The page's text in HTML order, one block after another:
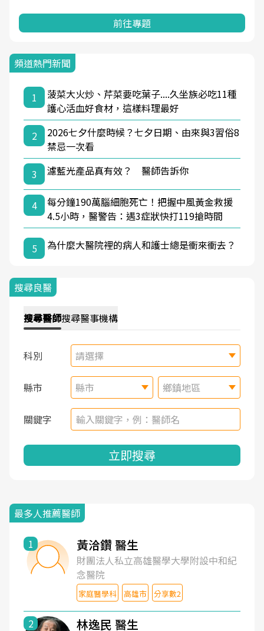
前往專題
頻道熱門新聞
1
菠菜大火炒、芹菜要吃葉子....久坐族必吃11種
護心活血好食材，這樣料理最好
2
2026七夕什麼時候？七夕日期、由來與3習俗8
禁忌一次看
3
濾藍光產品真有效？ 醫師告訴你
4
每分鐘190萬腦細胞死亡！把握中風黃金救援
4.5小時，醫警告：遇3症狀快打119搶時間
5 為什麼大醫院裡的病人和護士總是衝來衝去？
搜尋良醫
搜尋醫師搜尋醫事機構
科別 請選擇
縣市 縣市 鄉鎮地區
關鍵字
立即搜尋
最多人推薦醫師
1 黃洽鑽 醫生
財團法人私立高雄醫學大學附設中和紀
念醫院
家庭醫學科 高雄市 分享數2
2 林逸民 醫生